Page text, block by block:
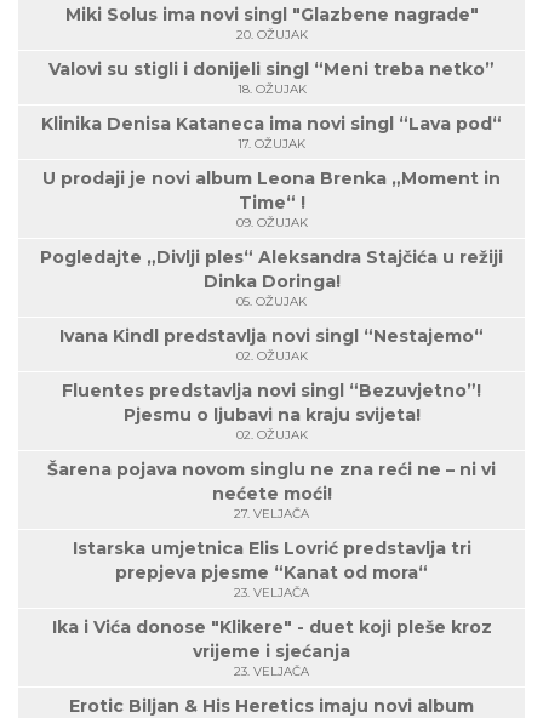
Miki Solus ima novi singl "Glazbene nagrade"
20. OŽUJAK
Valovi su stigli i donijeli singl “Meni treba netko”
18. OŽUJAK
Klinika Denisa Kataneca ima novi singl “Lava pod“
17. OŽUJAK
U prodaji je novi album Leona Brenka „Moment in
Time“ !
09. OŽUJAK
Pogledajte „Divlji ples“ Aleksandra Stajčića u režiji
Dinka Doringa!
05. OŽUJAK
Ivana Kindl predstavlja novi singl “Nestajemo“
02. OŽUJAK
Fluentes predstavlja novi singl “Bezuvjetno”!
Pjesmu o ljubavi na kraju svijeta!
02. OŽUJAK
Šarena pojava novom singlu ne zna reći ne – ni vi
nećete moći!
27. VELJAČA
Istarska umjetnica Elis Lovrić predstavlja tri
prepjeva pjesme “Kanat od mora“
23. VELJAČA
Ika i Vića donose "Klikere" - duet koji pleše kroz
vrijeme i sjećanja
23. VELJAČA
Erotic Biljan & His Heretics imaju novi album